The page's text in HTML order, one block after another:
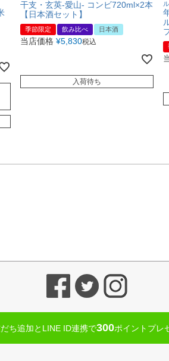
干支・玄英-愛山- コンビ720ml×2本
【日本酒セット】
季節限定 飲み比べ 日本酒
当店価格 ¥5,830税込
入荷待ち
ち追加とLINE ID連携で300ポイントプレ